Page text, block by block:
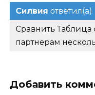
Силвия ответил(а)
Сравнить Таблица
партнерам
Добавить